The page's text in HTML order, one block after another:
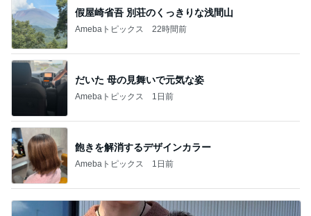
假屋崎省吾 別荘のくっきりな浅間山
Amebaトピックス 22時間前
だいた 母の見舞いで元気な姿
Amebaトピックス 1日前
飽きを解消するデザインカラー
Amebaトピックス 1日前